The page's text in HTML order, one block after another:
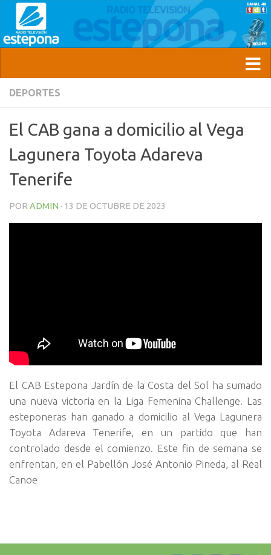
DEPORTES
El CAB gana a domicilio al Vega
Lagunera Toyota Adareva
Tenerife
POR ADMIN · 13 DE OCTUBRE DE 2023
El CAB Estepona Jardín de la Costa del Sol ha sumado
una nueva victoria en la Liga Femenina Challenge. Las
esteponeras han ganado a domicilio al Vega Lagunera
Toyota Adareva Tenerife, en un partido que han
controlado desde el comienzo. Este fin de semana se
enfrentan, en el Pabellón José Antonio Pineda, al Real
Canoe